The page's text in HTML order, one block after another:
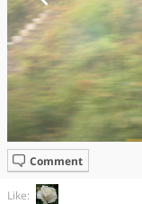
Comment
Like: